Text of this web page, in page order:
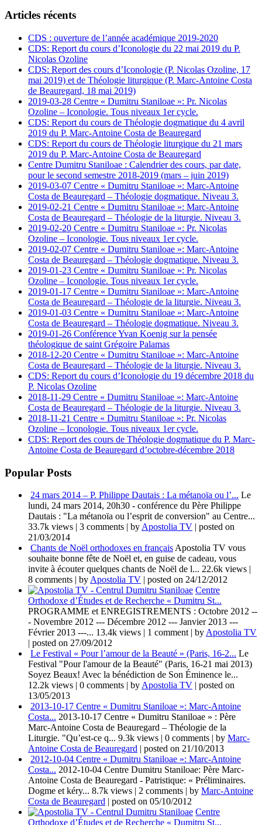
Articles récents
CDS : ouverture de l’année académique 2019-2020
CDS: Report du cours d’Iconologie du 22 mai 2019 du P.
Nicolas Ozoline
CDS: Report des cours d’Iconologie (P. Nicolas Ozoline, 17
mai 2019) et de Théologie liturgique (P. Marc-Antoine Costa
de Beauregard, 18 mai 2019)
2019-03-28 Centre « Dumitru Staniloae »: Pr. Nicolas
Ozoline – Iconologie. Tous niveaux 1er cycle.
CDS: Report du cours de Théologie dogmatique du 4 avril
2019 du P. Marc-Antoine Costa de Beauregard
CDS: Report du cours de Théologie liturgique du 21 mars
2019 du P. Marc-Antoine Costa de Beauregard
Centre Dumitru Staniloae : Calendrier des cours, par date,
pour le second semestre 2018-2019 (mars – juin 2019)
2019-03-07 Centre « Dumitru Staniloae »: Marc-Antoine
Costa de Beauregard – Théologie dogmatique. Niveau 3.
2019-02-21 Centre « Dumitru Staniloae »: Marc-Antoine
Costa de Beauregard – Théologie de la liturgie. Niveau 3.
2019-02-20 Centre « Dumitru Staniloae »: Pr. Nicolas
Ozoline – Iconologie. Tous niveaux 1er cycle.
2019-02-07 Centre « Dumitru Staniloae »: Marc-Antoine
Costa de Beauregard – Théologie dogmatique. Niveau 3.
2019-01-23 Centre « Dumitru Staniloae »: Pr. Nicolas
Ozoline – Iconologie. Tous niveaux 1er cycle.
2019-01-17 Centre « Dumitru Staniloae »: Marc-Antoine
Costa de Beauregard – Théologie de la liturgie. Niveau 3.
2019-01-03 Centre « Dumitru Staniloae »: Marc-Antoine
Costa de Beauregard – Théologie dogmatique. Niveau 3.
2019-01-26 Conférence Yvan Koenig sur la pensée
théologique de saint Grégoire Palamas
2018-12-20 Centre « Dumitru Staniloae »: Marc-Antoine
Costa de Beauregard – Théologie de la liturgie. Niveau 3.
CDS: Report du cours d’Iconologie du 19 décembre 2018 du
P. Nicolas Ozoline
2018-11-29 Centre « Dumitru Staniloae »: Marc-Antoine
Costa de Beauregard – Théologie de la liturgie. Niveau 3.
2018-11-21 Centre « Dumitru Staniloae »: Pr. Nicolas
Ozoline – Iconologie. Tous niveaux 1er cycle.
CDS: Report des cours de Théologie dogmatique du P. Marc-
Antoine Costa de Beauregard d’octobre-décembre 2018
Popular Posts
24 mars 2014 – P. Philippe Dautais : La métanoïa ou l’... Le
lundi, 24 mars 2014, 20h30 - conférence du Père Philippe
Dautais : "La métanoïa ou l’esprit de conversion" au Centre...
33.7k views | 3 comments | by Apostolia TV | posted on
21/03/2014
Chants de Noël orthodoxes en français Apostolia TV vous
souhaite bonne fête de Noël et, en guise de cadeau, vous
invite à écouter quelques chants de Noël de l... 22.6k views |
8 comments | by Apostolia TV | posted on 24/12/2012
Centre
Orthodoxe d’Études et de Recherche « Dumitru St...
PROGRAMME et ENREGISTREMENTS : Octobre 2012 --
- Novembre 2012 --- Décembre 2012 --- Janvier 2013 ---
Février 2013 ---... 13.4k views | 1 comment | by Apostolia TV
| posted on 27/09/2012
Le Festival « Pour l’amour de la Beauté » (Paris, 16-2... Le
Festival "Pour l'amour de la Beauté" (Paris, 16-21 mai 2013)
Soyez Beaux! Avec la bénédiction de Son Éminence le...
12.2k views | 0 comments | by Apostolia TV | posted on
13/05/2013
2013-10-17 Centre « Dumitru Staniloae »: Marc-Antoine
Costa... 2013-10-17 Centre « Dumitru Staniloae » : Père
Marc-Antoine Costa de Beauregard – Théologie de la
Liturgie. "Qu’est-ce q... 9.3k views | 0 comments | by Marc-
Antoine Costa de Beauregard | posted on 21/10/2013
2012-10-04 Centre « Dumitru Staniloae »: Marc-Antoine
Costa... 2012-10-04 Centre Dumitru Staniloae: Père Marc-
Antoine Costa de Beauregard - Patristique: « Préliminaires.
Dogme et kéry... 8.7k views | 2 comments | by Marc-Antoine
Costa de Beauregard | posted on 05/10/2012
Centre
Orthodoxe d’Études et de Recherche « Dumitru St...